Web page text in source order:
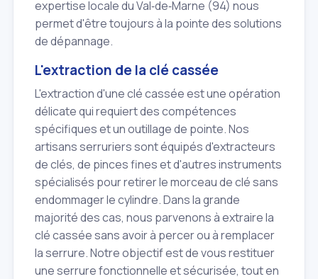
expertise locale du Val‑de‑Marne (94) nous
permet d'être toujours à la pointe des solutions
de dépannage.
L'extraction de la clé cassée
L'extraction d'une clé cassée est une opération
délicate qui requiert des compétences
spécifiques et un outillage de pointe. Nos
artisans serruriers sont équipés d'extracteurs
de clés, de pinces fines et d'autres instruments
spécialisés pour retirer le morceau de clé sans
endommager le cylindre. Dans la grande
majorité des cas, nous parvenons à extraire la
clé cassée sans avoir à percer ou à remplacer
la serrure. Notre objectif est de vous restituer
une serrure fonctionnelle et sécurisée, tout en